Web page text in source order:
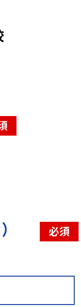
必須